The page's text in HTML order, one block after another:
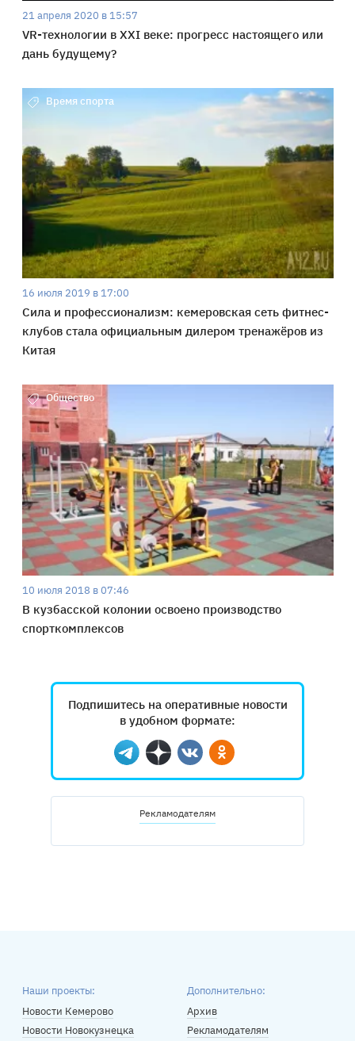
21 апреля 2020 в 15:57
VR-технологии в XXI веке: прогресс настоящего или
дань будущему?
Время спорта
16 июля 2019 в 17:00
Сила и профессионализм: кемеровская сеть фитнес-
клубов стала официальным дилером тренажёров из
Китая
Общество
10 июля 2018 в 07:46
В кузбасской колонии освоено производство
спорткомплексов
Подпишитесь на оперативные новости
в удобном формате:
Telegram
ДзенВконтактеОдноклассники
Рекламодателям
Наши проекты:
Новости Кемерово
Новости Новокузнецка
Дополнительно:
Архив
Рекламодателям